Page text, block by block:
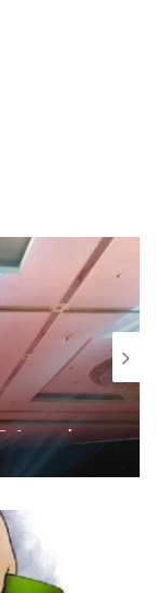
mengucapkan
wilayah pelosok,
maaf
yang baru,
Allah SWT,”
Umar SH,
dan hubungan
Kabupaten
motivasi
kabupaten
dedikasi dan
Award